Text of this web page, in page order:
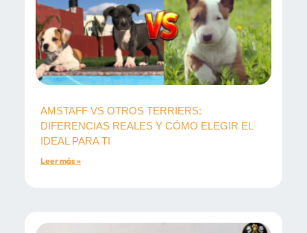
AMSTAFF VS OTROS TERRIERS:
DIFERENCIAS REALES Y CÓMO ELEGIR EL
IDEAL PARA TI
Leer más »